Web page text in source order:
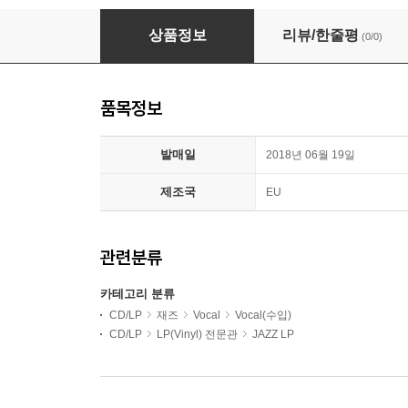
Ella Fitzgerald (엘라 피츠제럴드) - The Hits
상품정보 리뷰/한줄평 (0/0)
품목정보
발매일 2018년 06월 19일
제조국 EU
관련분류
카테고리 분류
CD/LP 재즈 Vocal
Vocal(수입)
CD/LP
LP(Vinyl) 전문관 JAZZ LP